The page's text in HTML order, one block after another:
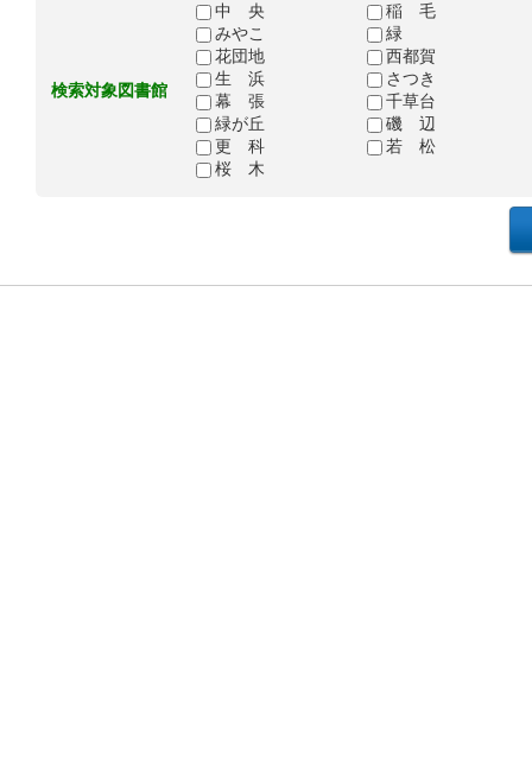
検索対象図書館
中 央
稲 毛
みやこ
緑
花団地
西都賀
生 浜
さつき
幕 張
千草台
緑が丘
磯 辺
更 科
若 松
桜 木